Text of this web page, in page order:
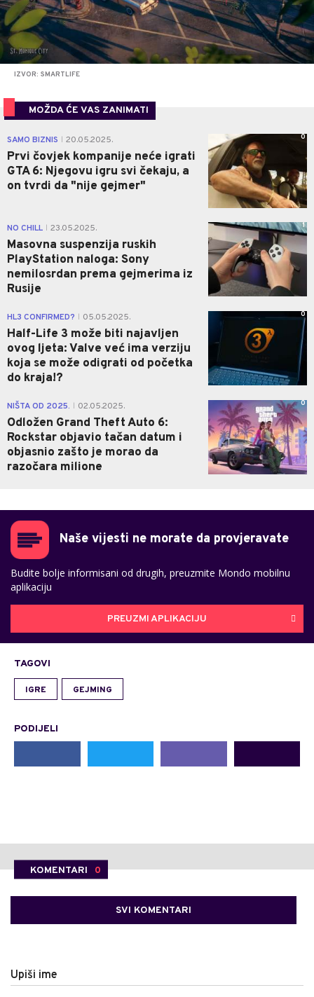
IZVOR: SMARTLIFE
MOŽDA ĆE VAS ZANIMATI
SAMO BIZNIS 20.05.2025.
Prvi čovjek kompanije neće igrati
GTA 6: Njegovu igru svi čekaju, a
on tvrdi da "nije gejmer"
0
NO CHILL 23.05.2025.
Masovna suspenzija ruskih
PlayStation naloga: Sony
nemilosrdan prema gejmerima iz
Rusije
1
HL3 CONFIRMED? 05.05.2025.
Half-Life 3 može biti najavljen
ovog ljeta: Valve već ima verziju
koja se može odigrati od početka
do kraja!?
0
NIŠTA OD 2025. 02.05.2025.
Odložen Grand Theft Auto 6:
Rockstar objavio tačan datum i
objasnio zašto je morao da
razočara milione
0
Naše vijesti ne morate da provjeravate
Budite bolje informisani od drugih, preuzmite Mondo mobilnu
aplikaciju
PREUZMI APLIKACIJU
TAGOVI
IGRE GEJMING
PODIJELI
KOMENTARI 0
SVI KOMENTARI
Upiši ime